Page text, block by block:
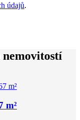
údajů.
nemovitostí
m²